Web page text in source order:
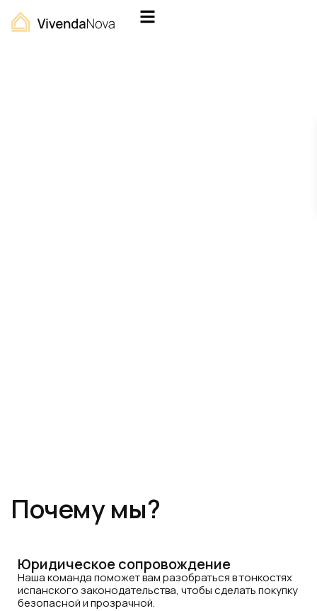
Почему мы?
Юридическое сопровождение
Наша команда поможет вам разобраться в тонкостях
испанского законодательства, чтобы сделать покупку
безопасной и прозрачной.